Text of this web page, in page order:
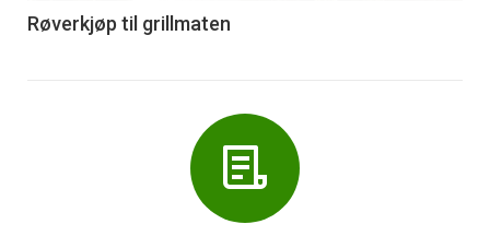
6
Røverkjøp til grillmaten